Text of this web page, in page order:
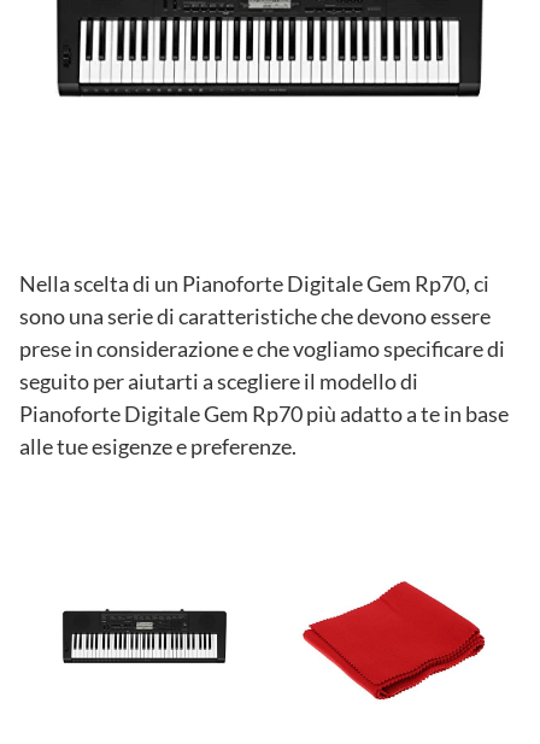
Nella scelta di un Pianoforte Digitale Gem Rp70, ci
sono una serie di caratteristiche che devono essere
prese in considerazione e che vogliamo specificare di
seguito per aiutarti a scegliere il modello di
Pianoforte Digitale Gem Rp70 più adatto a te in base
alle tue esigenze e preferenze.